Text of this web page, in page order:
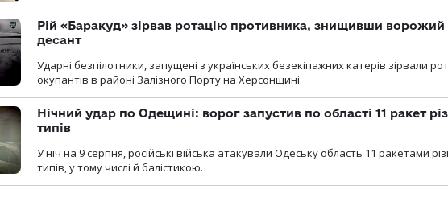
Рій «Баракуд» зірвав ротацію противника, знищивши ворожий
десант
Ударні безпілотники, запущені з українських безекіпажних катерів зірвали
окупантів в районі Залізного Порту на Херсонщині.
Нічний удар по Одещині: ворог запустив по області 11 ракет
типів
У ніч на 9 серпня, російські війська атакували Одеську область 11 ракетами
типів, у тому числі й балістикою.